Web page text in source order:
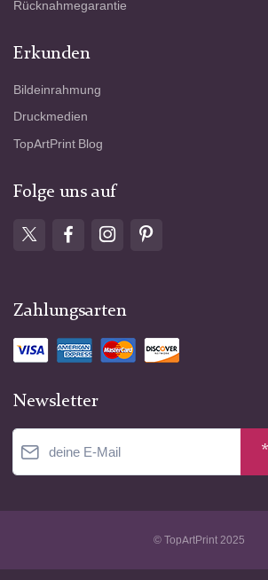
Rücknahmegarantie
Erkunden
Bildeinrahmung
Druckmedien
TopArtPrint Blog
Folge uns auf
Zahlungsarten
Newsletter
© TopArtPrint 2025